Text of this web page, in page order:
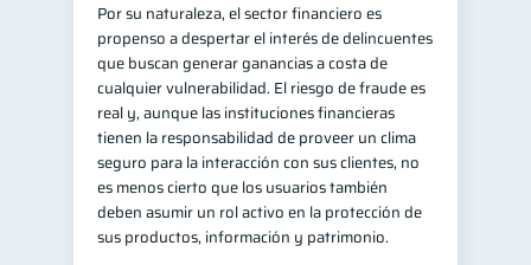
Por su naturaleza, el sector financiero es
propenso a despertar el interés de delincuentes
que buscan generar ganancias a costa de
cualquier vulnerabilidad. El riesgo de fraude es
real y, aunque las instituciones financieras
tienen la responsabilidad de proveer un clima
seguro para la interacción con sus clientes, no
es menos cierto que los usuarios también
deben asumir un rol activo en la protección de
sus productos, información y patrimonio.